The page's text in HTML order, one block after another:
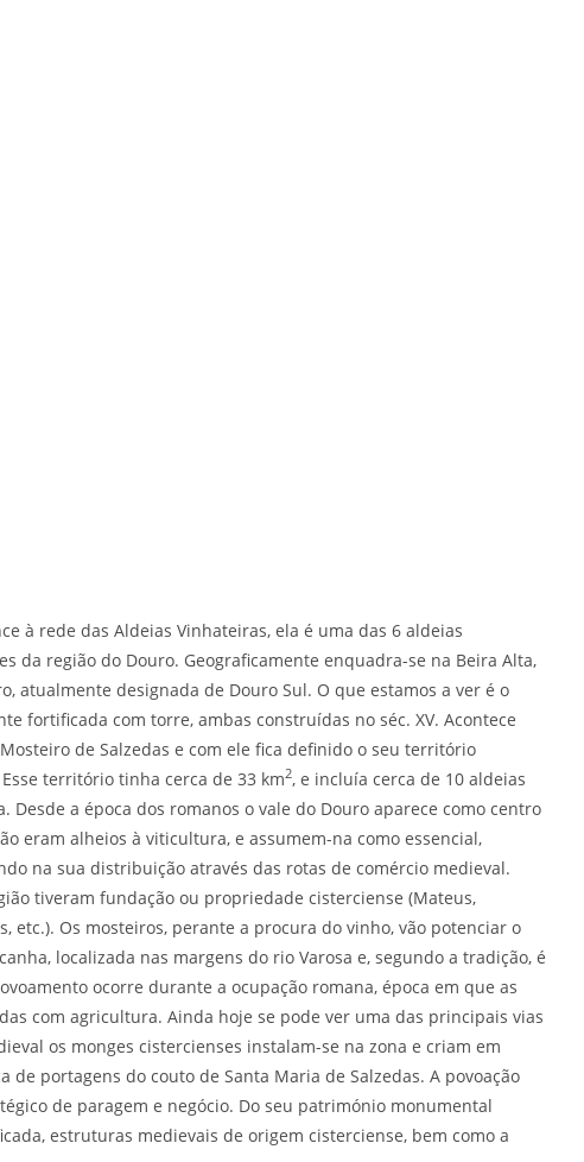
à rede das Aldeias Vinhateiras, ela é uma das 6 aldeias
da região do Douro. Geograficamente enquadra-se na Beira Alta,
atualmente designada de Douro Sul. O que estamos a ver é o
fortificada com torre, ambas construídas no séc. XV. Acontece
de Salzedas e com ele fica definido o seu território
território tinha cerca de 33 km2, e incluía cerca de 10 aldeias
a época dos romanos o vale do Douro aparece como centro
eram alheios à viticultura, e assumem-na como essencial,
na sua distribuição através das rotas de comércio medieval.
tiveram fundação ou propriedade cisterciense (Mateus,
etc.). Os mosteiros, perante a procura do vinho, vão potenciar o
localizada nas margens do rio Varosa e, segundo a tradição, é
ocorre durante a ocupação romana, época em que as
com agricultura. Ainda hoje se pode ver uma das principais vias
os monges cistercienses instalam-se na zona e criam em
portagens do couto de Santa Maria de Salzedas. A povoação
de paragem e negócio. Do seu património monumental
estruturas medievais de origem cisterciense, bem como a